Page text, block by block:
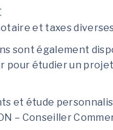
et taxes
sont également
pour étudier un
et étude
– Conseiller